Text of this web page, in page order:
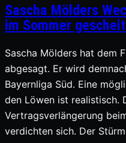
Sascha Mölders
im Sommer
Sascha Mölders hat dem
abgesagt. Er wird
Bayernliga Süd. Eine
den Löwen ist realistisch.
Vertragsverlängerung
verdichten sich. Der